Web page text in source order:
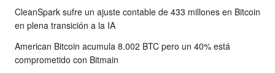
CleanSpark sufre un ajuste contable de 433 millones en Bitcoin
en plena transición a la IA
American Bitcoin acumula 8.002 BTC pero un 40% está
comprometido con Bitmain